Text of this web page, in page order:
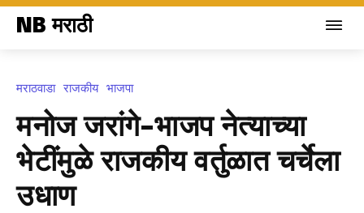
NB मराठी
मराठवाडा राजकीय भाजपा
मनोज जरांगे-भाजप नेत्याच्या
भेटींमुळे राजकीय वर्तुळात चर्चेला
उधाण